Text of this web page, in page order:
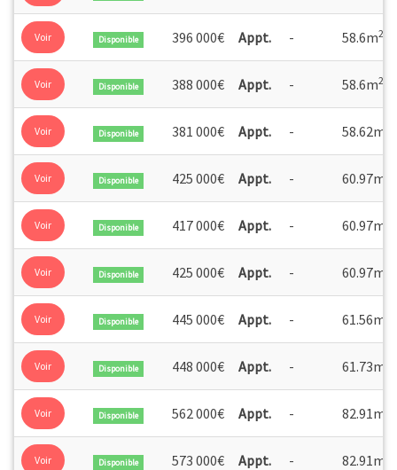
Voir Disponible 396 000€ Appt. - 58.6m2
Voir Disponible 388 000€ Appt. - 58.6m2
Voir Disponible 381 000€ Appt. - 58.62m
Voir Disponible 425 000€ Appt. - 60.97m
Voir Disponible 417 000€ Appt. - 60.97m
Voir Disponible 425 000€ Appt. - 60.97m
Voir Disponible 445 000€ Appt. - 61.56m
Voir Disponible 448 000€ Appt. - 61.73m
Voir Disponible 562 000€ Appt. - 82.91m
Voir Disponible 573 000€ Appt. - 82.91m